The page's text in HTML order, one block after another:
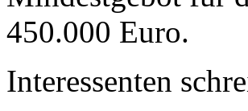
450.000 Euro.
Interessenten